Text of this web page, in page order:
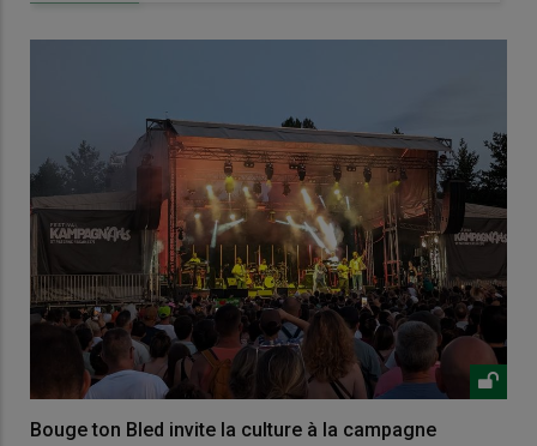
Bouge ton Bled invite la culture à la campagne